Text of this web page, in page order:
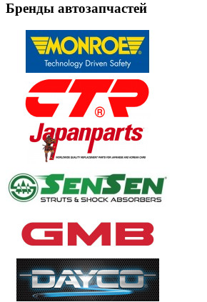
Бренды автозапчастей